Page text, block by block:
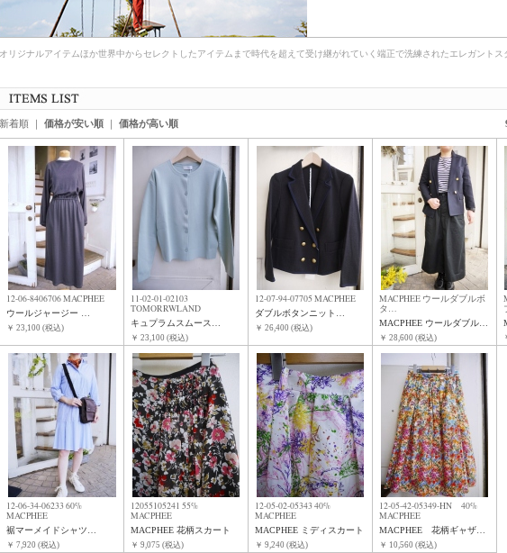
オリジナルアイテムほか世界中からセレクトしたアイテムまで時代を超えて受け継がれていく端正で洗練されたエレガントス
MACPHEE
新着順 ｜ 価格が安い順 ｜ 価格が高い順
12-06-8406706 MACPHEE
ウールジャージー …
￥ 23,100 (税込)
11-02-01-02103
TOMORRWLAND
キュプラムスムース…
￥ 23,100 (税込)
12-07-94-07705 MACPHEE
ダブルボタンニット…
￥ 26,400 (税込)
MACPHEE ウールダブルボ
タ…
MACPHEE ウールダブル…
￥ 28,600 (税込)
12-06-34-06233 60%
MACPHEE
裾マーメイドシャツ…
￥ 7,920 (税込)
12055105241 55%
MACPHEE
MACPHEE 花柄スカート
￥ 9,075 (税込)
12-05-02-05343 40%
MACPHEE
MACPHEE ミディスカート
￥ 9,240 (税込)
12-05-42-05349-HN 40%
MACPHEE
MACPHEE 花柄ギャザ…
￥ 10,560 (税込)